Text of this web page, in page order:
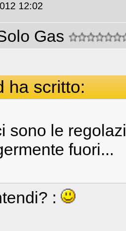
12:02
Gas
ha scritto:
sono le
fuori...
: